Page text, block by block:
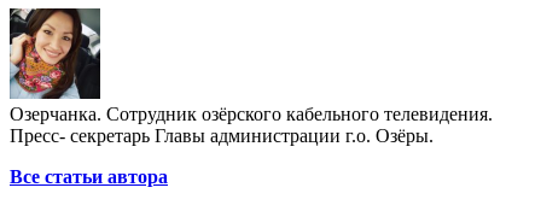
Озерчанка. Сотрудник озёрского кабельного телевидения.
Пресс- секретарь Главы администрации г.о. Озёры.
Все статьи автора